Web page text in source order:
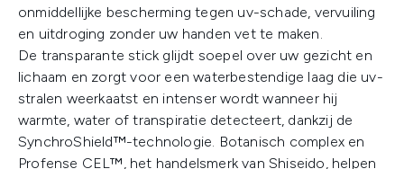
onmiddellijke bescherming tegen uv-schade, vervuiling
en uitdroging zonder uw handen vet te maken.
De transparante stick glijdt soepel over uw gezicht en
lichaam en zorgt voor een waterbestendige laag die uv-
stralen weerkaatst en intenser wordt wanneer hij
warmte, water of transpiratie detecteert, dankzij de
SynchroShield™-technologie. Botanisch complex en
Profense CEL™, het handelsmerk van Shiseido, helpen